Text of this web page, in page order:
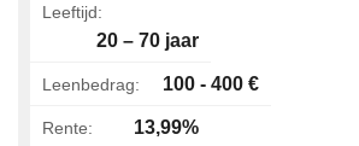
Leeftijd:
20 – 70 jaar
Leenbedrag: 100 - 400 €
Rente: 13,99%